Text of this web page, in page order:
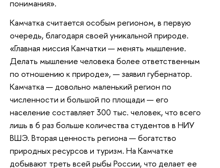
понимания».
Камчатка считается особым регионом, в первую
очередь, благодаря своей уникальной природе.
«Главная миссия Камчатки — менять мышление.
Делать мышление человека более ответственным
по отношению к природе», — заявил губернатор.
Камчатка — довольно маленький регион по
численности и большой по площади — его
население составляет 300 тыс. человек, что всего
лишь в 6 раз больше количества студентов в НИУ
ВШЭ. Вторая ценность региона — богатство
природных ресурсов и туризм. На Камчатке
добывают треть всей рыбы России, что делает ее